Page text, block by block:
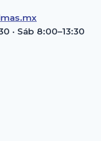
· Sáb 8:00–13:30